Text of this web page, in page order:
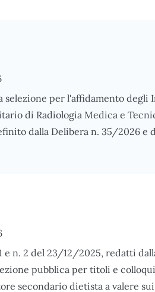
selezione per l'affidamento
di Radiologia Medica e
dalla Delibera n. 35/2026 e
e n. 2 del 23/12/2025, redatti
pubblica per titoli e
secondario dietista a valere